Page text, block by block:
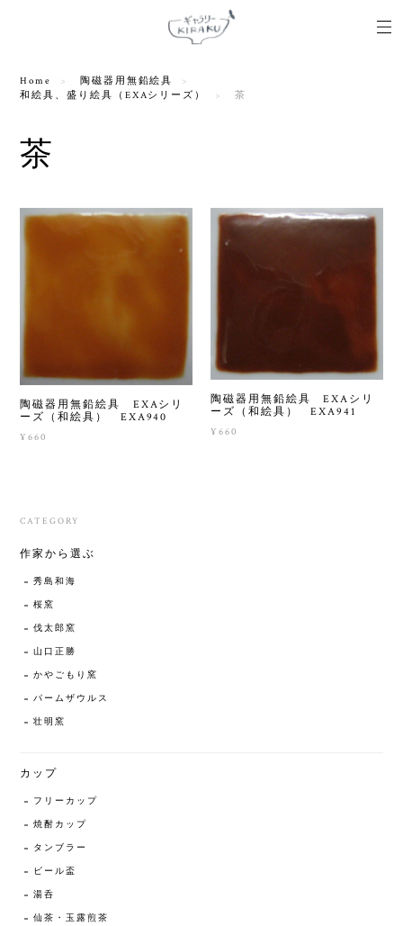
Home
陶磁器用無鉛絵具
和絵具、盛り絵具（EXAシリーズ）
茶
茶
陶磁器用無鉛絵具 EXAシリ
ーズ（和絵具） EXA940
¥660
陶磁器用無鉛絵具 EXAシリ
ーズ（和絵具） EXA941
¥660
CATEGORY
作家から選ぶ
秀島和海
桜窯
伐太郎窯
山口正勝
かやごもり窯
パームザウルス
壮明窯
カップ
フリーカップ
焼酎カップ
タンブラー
ビール盃
湯呑
仙茶・玉露煎茶